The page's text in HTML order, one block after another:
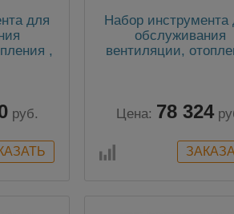
для
,
руб.
Набор инструмента
обслуживания
вентиляции,
Цена: 78 324